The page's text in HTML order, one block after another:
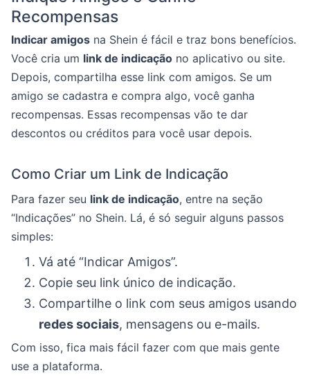
Recompensas
Indicar amigos na Shein é fácil e traz bons benefícios.
Você cria um link de indicação no aplicativo ou site.
Depois, compartilha esse link com amigos. Se um
amigo se cadastra e compra algo, você ganha
recompensas. Essas recompensas vão te dar
descontos ou créditos para você usar depois.
Como Criar um Link de Indicação
Para fazer seu link de indicação, entre na seção
“Indicações” no Shein. Lá, é só seguir alguns passos
simples:
Vá até “Indicar Amigos”.
Copie seu link único de indicação.
Compartilhe o link com seus amigos usando
redes sociais, mensagens ou e-mails.
Com isso, fica mais fácil fazer com que mais gente
use a plataforma.